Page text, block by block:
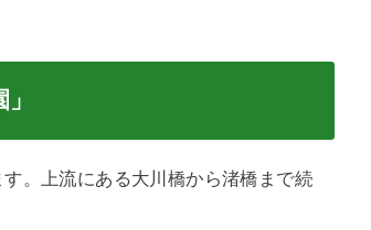
。上流にある大川橋から渚橋まで続